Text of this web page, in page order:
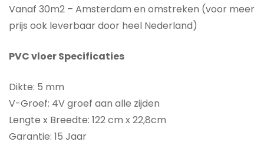
Vanaf 30m2 – Amsterdam en omstreken (voor meer
prijs ook leverbaar door heel Nederland)
PVC vloer Specificaties
Dikte: 5 mm
V-Groef: 4V groef aan alle zijden
Lengte x Breedte: 122 cm x 22,8cm
Garantie: 15 Jaar